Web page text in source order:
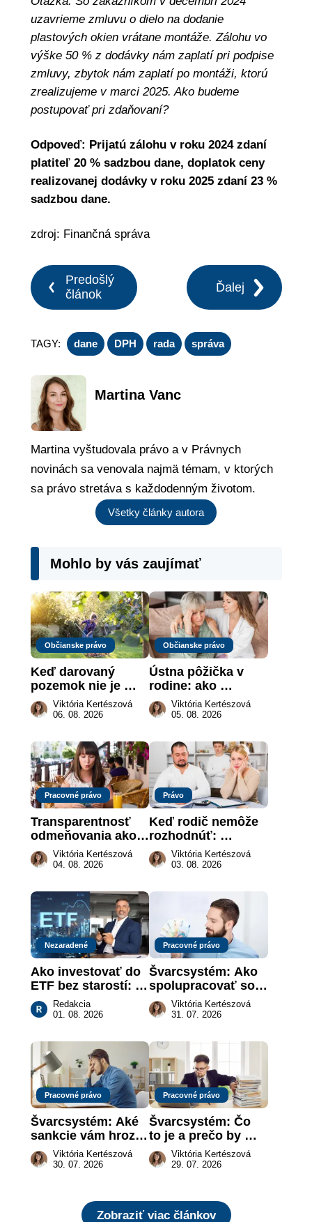
uzavrieme zmluvu o dielo na dodanie
plastových okien vrátane montáže. Zálohu vo
výške 50 % z dodávky nám zaplatí pri podpise
zmluvy, zbytok nám zaplatí po montáži, ktorú
zrealizujeme v marci 2025. Ako budeme
postupovať pri zdaňovaní?
Odpoveď: Prijatú zálohu v roku 2024 zdaní
platiteľ 20 % sadzbou dane, doplatok ceny
realizovanej dodávky v roku 2025 zdaní 23 %
sadzbou dane.
zdroj: Finančná správa
Predošlý
článok
Ďalej
TAGY: dane DPH rada správa
Martina Vanc
Martina vyštudovala právo a v Právnych
novinách sa venovala najmä témam, v ktorých
sa právo stretáva s každodenným životom.
Všetky články autora
Mohlo by vás zaujímať
Občianske právo
Keď darovaný
pozemok nie je
„hotová vec“: kedy
môže darca žiadať
Viktória Kertészová
06. 08. 2026
Občianske právo
Ústna pôžička v
rodine: ako
vymôcť peniaze,
keď na papieri nie
Viktória Kertészová
05. 08. 2026
Pracovné právo
Transparentnosť
odmeňovania ako
právna povinnosť:
revolúcia na
práce
Viktória Kertészová
04. 08. 2026
Právo
Keď rodič nemôže
rozhodnúť:
nahradenie prejavu
vôle súdom v
Viktória Kertészová
03. 08. 2026
Nezaradené
Ako investovať do
ETF bez starostí:
Investičné plány,
ktoré urobia prácu
Redakcia
01. 08. 2026
Pracovné právo
Švarcsystém: Ako
spolupracovať so
živnostníkom
legálne a bez
Viktória Kertészová
31. 07. 2026
Pracovné právo
Švarcsystém: Aké
sankcie vám hrozia
a prečo nestačí
zaplatiť pokutu?
Viktória Kertészová
30. 07. 2026
Pracovné právo
Švarcsystém: Čo
to je a prečo by
vás to malo
zaujímať
Viktória Kertészová
29. 07. 2026
Zobraziť viac článkov